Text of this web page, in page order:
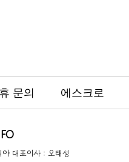
문의 에스크로
대표이사 : 오태성